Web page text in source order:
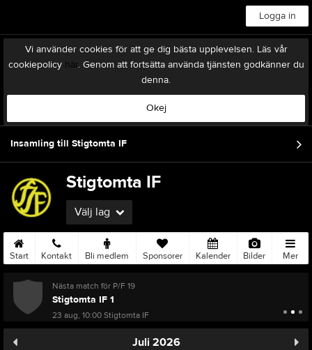
Logga in
Vi använder cookies för att ge dig bästa upplevelsen. Läs vår
cookiepolicy här. Genom att fortsätta använda tjänsten godkänner du
denna.
Okej
Insamling till Stigtomta IF
Stigtomta IF
Välj lag
Start Kontakt Bli medlem Sponsorer Kalender Bilder Mer
Nästa match för P/F 19
Stigtomta IF 1
23 aug, 10:00Stigtomta IF
Juli 2026